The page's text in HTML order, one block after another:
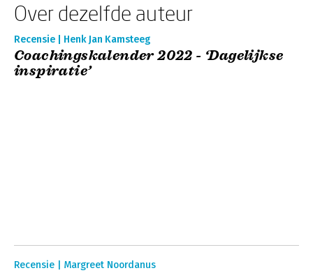
Over dezelfde auteur
Recensie | Henk Jan Kamsteeg
Coachingskalender 2022 - ‘Dagelijkse
inspiratie’
Recensie | Margreet Noordanus